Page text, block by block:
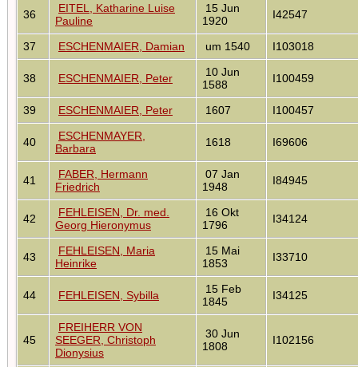
36
EITEL, Katharine Luise
Pauline
15 Jun
1920
I42547
37 ESCHENMAIER, Damian um 1540 I103018
38 ESCHENMAIER, Peter
10 Jun
1588
I100459
39 ESCHENMAIER, Peter 1607 I100457
40
ESCHENMAYER,
Barbara
1618 I69606
41
FABER, Hermann
Friedrich
07 Jan
1948
I84945
42
FEHLEISEN, Dr. med.
Georg Hieronymus
16 Okt
1796
I34124
43
FEHLEISEN, Maria
Heinrike
15 Mai
1853
I33710
44 FEHLEISEN, Sybilla
15 Feb
1845
I34125
45
FREIHERR VON
SEEGER, Christoph
Dionysius
30 Jun
1808
I102156